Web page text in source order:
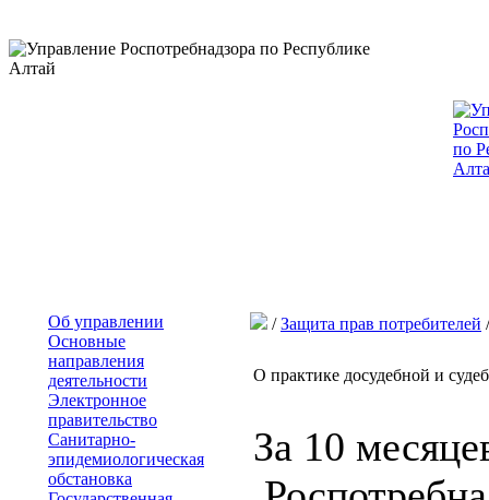
Об управлении
Основные
направления
деятельности
Электронное
правительство
Санитарно-
эпидемиологическая
обстановка
/Защита прав потребителей
О практике досудебной и
За 10